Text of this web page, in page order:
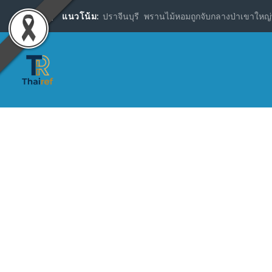
แนวโน้ม: ปราจีนบุรี พรานไม้หอมถูกจับกลางป่าเขาให